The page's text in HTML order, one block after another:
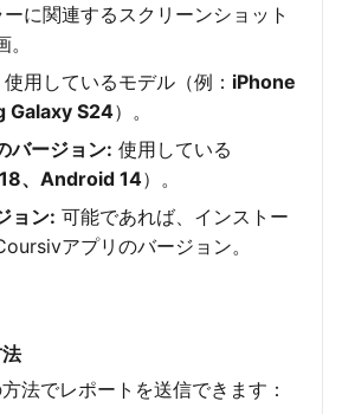
ーに関連するスクリーンショット
使用しているモデル（例： iPhone
Galaxy S24）。
バージョン: 使用している
、Android 14）。
ョン: 可能であれば、インストー
アプリのバージョン。
法でレポートを送信できます：